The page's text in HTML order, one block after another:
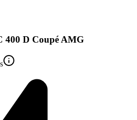
400 D Coupé AMG